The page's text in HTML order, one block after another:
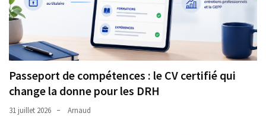
Passeport de compétences : le CV certifié qui
change la donne pour les DRH
31 juillet 2026 Arnaud